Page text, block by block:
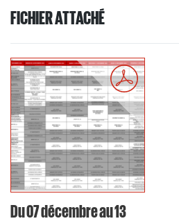
FICHIER ATTACHÉ
Du 07 décembre au 13